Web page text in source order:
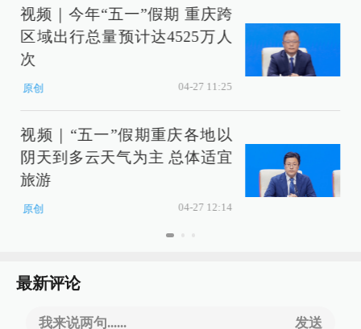
视频｜今年“五一”假期 重庆跨
区域出行总量预计达4525万人
次
原创 04-27 11:25
视频｜“五一”假期重庆各地以
阴天到多云天气为主 总体适宜
旅游
原创 04-27 12:14
最新评论
我来说两句...... 发送